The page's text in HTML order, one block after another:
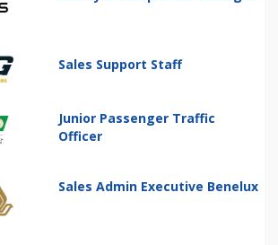
Sales Support Staff
Junior Passenger Traffic
Officer
Sales Admin Executive Benelux